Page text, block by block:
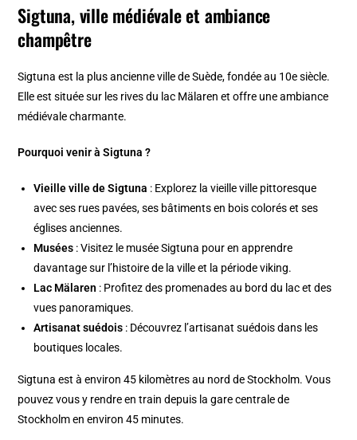
Sigtuna, ville médiévale et ambiance
champêtre
Sigtuna est la plus ancienne ville de Suède, fondée au 10e siècle.
Elle est située sur les rives du lac Mälaren et offre une ambiance
médiévale charmante.
Pourquoi venir à Sigtuna ?
Vieille ville de Sigtuna : Explorez la vieille ville pittoresque
avec ses rues pavées, ses bâtiments en bois colorés et ses
églises anciennes.
Musées : Visitez le musée Sigtuna pour en apprendre
davantage sur l’histoire de la ville et la période viking.
Lac Mälaren : Profitez des promenades au bord du lac et des
vues panoramiques.
Artisanat suédois : Découvrez l’artisanat suédois dans les
boutiques locales.
Sigtuna est à environ 45 kilomètres au nord de Stockholm. Vous
pouvez vous y rendre en train depuis la gare centrale de
Stockholm en environ 45 minutes.